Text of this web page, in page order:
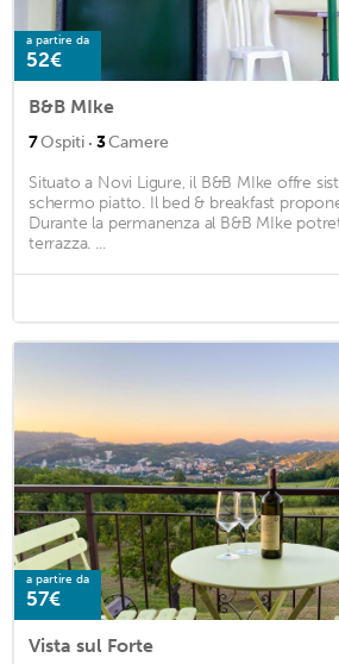
a partire da
52€
B&B MIke
7Ospiti · 3Camere
Situato a Novi Ligure, il B&B MIke offre
schermo piatto. Il bed & breakfast
Durante la permanenza al B&B MIke
terrazza. ...
a partire da
57€
Vista sul Forte